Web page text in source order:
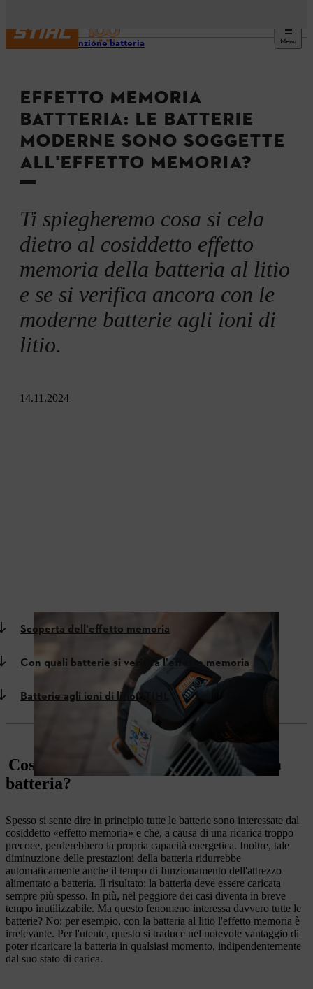
Menu
Manutenzione batteria
EFFETTO MEMORIA
BATTTERIA: LE BATTERIE
MODERNE SONO SOGGETTE
ALL'EFFETTO MEMORIA?
Ti spiegheremo cosa si cela
dietro al cosiddetto effetto
memoria della batteria al litio
e se si verifica ancora con le
moderne batterie agli ioni di
litio.
14.11.2024
Scoperta dell'effetto memoria
Con quali batterie si verifica l'effetto memoria
Batterie agli ioni di litio STIHL
Cosa si cela dietro all'effetto memoria
batteria?
Spesso si sente dire in principio tutte le batterie sono interessate dal
cosiddetto «effetto memoria» e che, a causa di una ricarica troppo
precoce, perderebbero la propria capacità energetica. Inoltre, tale
diminuzione delle prestazioni della batteria ridurrebbe
automaticamente anche il tempo di funzionamento dell'attrezzo
alimentato a batteria. Il risultato: la batteria deve essere caricata
sempre più spesso. In più, nel peggiore dei casi diventa in breve
tempo inutilizzabile. Ma questo fenomeno interessa davvero tutte le
batterie? No: per esempio, con la batteria al litio l'effetto memoria è
irrelevante. Per l'utente, questo si traduce nel notevole vantaggio di
poter ricaricare la batteria in qualsiasi momento, indipendentemente
dal suo stato di carica.